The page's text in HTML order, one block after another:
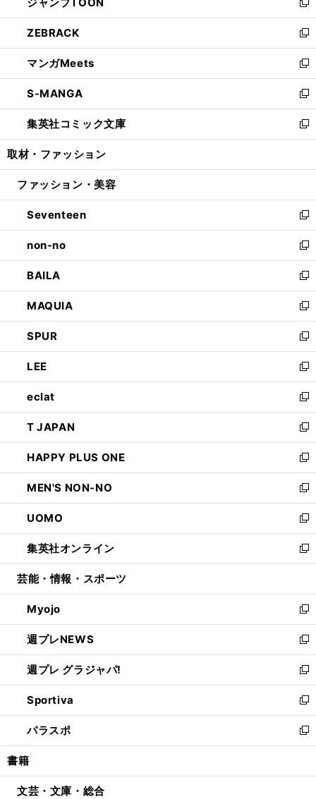
で
開
く
ド
ウ
で
開
く
ィ
ン
ド
ウ
で
開
く
い
ウ
ィ
ン
ド
ウ
で
開
く
新
し
い
ウ
ィ
ン
ド
ウ
で
開
ZEBRACK
新
し
い
ウ
ィ
ン
ド
ウ
開
マンガMeets
新
し
い
ウ
ィ
ン
ウ
開
く
S-MANGA
新
し
い
ウ
ン
ウ
で
開
く
集英社コミック文庫
新
し
ウ
ン
ド
ウ
で
開
く
取材・ファッション
ファッション・美容
Seventeen
新
し
い
ウ
ィ
ン
ド
ウ
で
開
く
non-no
新
し
い
ウ
ィ
ン
ド
ウ
で
開
く
BAILA
新
し
い
ウ
ィ
ン
ド
ウ
で
開
く
MAQUIA
新
し
い
ウ
ィ
ン
ド
ウ
で
開
く
SPUR
新
し
い
ウ
ィ
ン
ド
ウ
で
開
く
LEE
新
し
い
ウ
ィ
ン
ド
ウ
で
開
く
eclat
新
し
い
ウ
ィ
ン
ド
ウ
で
開
く
T JAPAN
新
し
い
ウ
ィ
ン
ド
ウ
で
開
HAPPY PLUS ONE
新
し
い
ウ
ィ
ン
ド
ウ
開
く
MEN'S NON-NO
新
し
い
ウ
ィ
ン
ウ
で
開
く
UOMO
新
し
い
ウ
ン
ド
ウ
で
開
く
集英社オンライン
新
し
ウ
ィ
ン
ド
ウ
で
開
く
芸能・情報・スポーツ
Myojo
新
し
い
ウ
ィ
ン
ド
ウ
で
開
週プレNEWS
新
し
い
ウ
ィ
ン
ド
ウ
開
週プレ グラジャパ!
新
し
い
ウ
ィ
ン
ウ
Sportiva
新
し
い
ウ
ン
パラスポ
新
し
ウ
書籍
文芸・文庫・総合